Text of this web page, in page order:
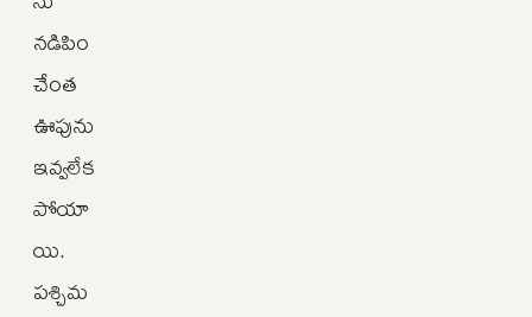
నడిపిం
చేంత
ఊపును
ఇవ్వలేక
పోయా
యి.
పశ్చిమ